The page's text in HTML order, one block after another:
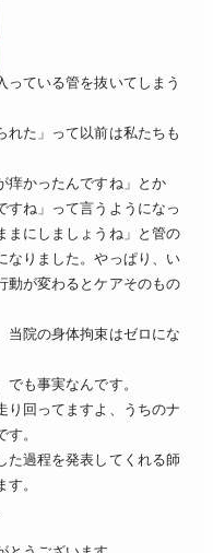
っている管を抜いてしまう
れた」って以前は私たちも
痒かったんですね」とか
すね」って言うようになっ
まにしましょうね」と管の
なりました。やっぱり、い
動が変わるとケアそのもの
当院の身体拘束はゼロにな
も事実なんです。
り回ってますよ、うちのナ
。
た過程を発表してくれる師
。